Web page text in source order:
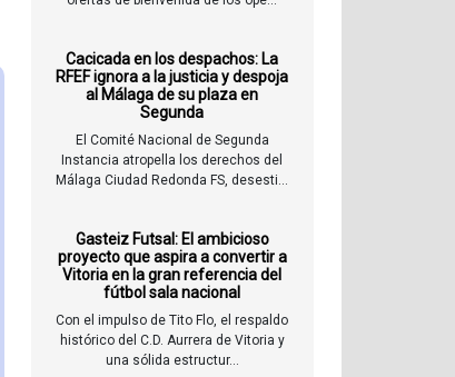
Cacicada en los despachos: La
RFEF ignora a la justicia y despoja
al Málaga de su plaza en
Segunda
El Comité Nacional de Segunda
Instancia atropella los derechos del
Málaga Ciudad Redonda FS, desesti...
Gasteiz Futsal: El ambicioso
proyecto que aspira a convertir a
Vitoria en la gran referencia del
fútbol sala nacional
Con el impulso de Tito Flo, el respaldo
histórico del C.D. Aurrera de Vitoria y
una sólida estructur...